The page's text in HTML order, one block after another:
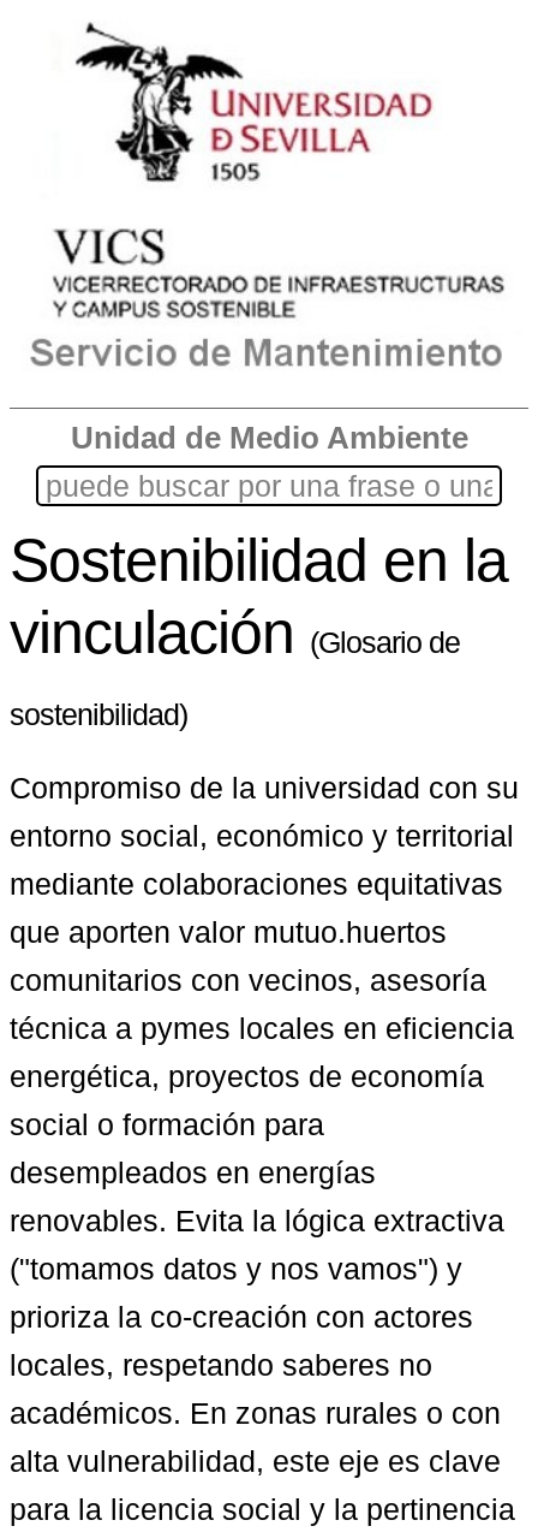
Unidad de Medio Ambiente
Sostenibilidad en la
vinculación (Glosario de
sostenibilidad)
Compromiso de la universidad con su
entorno social, económico y territorial
mediante colaboraciones equitativas
que aporten valor mutuo.huertos
comunitarios con vecinos, asesoría
técnica a pymes locales en eficiencia
energética, proyectos de economía
social o formación para
desempleados en energías
renovables. Evita la lógica extractiva
("tomamos datos y nos vamos") y
prioriza la co-creación con actores
locales, respetando saberes no
académicos. En zonas rurales o con
alta vulnerabilidad, este eje es clave
para la licencia social y la pertinencia